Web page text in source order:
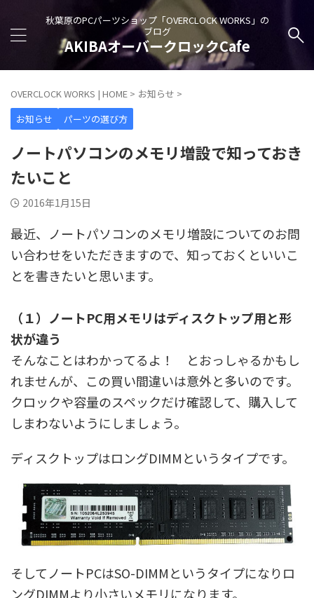
秋葉原のPCパーツショップ「OVERCLOCK WORKS」の
ブログ
AKIBAオーバークロックCafe
OVERCLOCK WORKS | HOME > お知らせ >
お知らせ
パーツの選び方
ノートパソコンのメモリ増設で知っておき
たいこと
2016年1月15日
最近、ノートパソコンのメモリ増設についてのお問
い合わせをいただきますので、知っておくといいこ
とを書きたいと思います。
（１）ノートPC用メモリはディスクトップ用と形
状が違う
そんなことはわかってるよ！ とおっしゃるかもし
れませんが、この買い間違いは意外と多いのです。
クロックや容量のスペックだけ確認して、購入して
しまわないようにしましょう。
ディスクトップはロングDIMMというタイプです。
そしてノートPCはSO-DIMMというタイプになりロ
ングDIMMより小さいメモリになります。